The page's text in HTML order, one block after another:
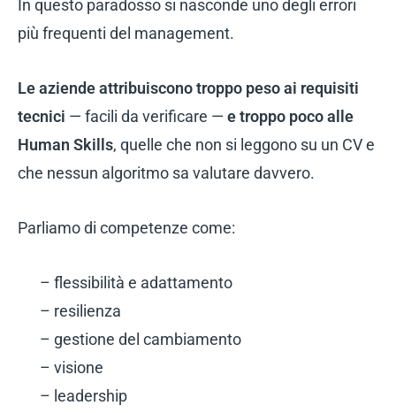
In questo paradosso si nasconde uno degli errori
più frequenti del management.
Le aziende attribuiscono troppo peso ai requisiti
tecnici — facili da verificare — e troppo poco alle
Human Skills, quelle che non si leggono su un CV e
che nessun algoritmo sa valutare davvero.
Parliamo di competenze come:
– flessibilità e adattamento
– resilienza
– gestione del cambiamento
– visione
– leadership